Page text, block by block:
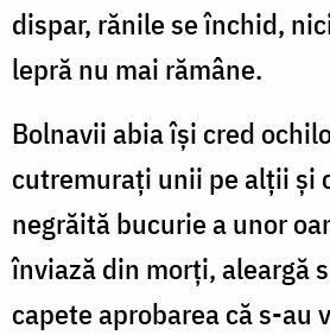
dispar, rănile se închid,
lepră nu mai rămâne.
Bolnavii abia îşi cred
cutremuraţi unii pe alţii şi
negrăită bucurie a unor
înviază din morţi, aleargă
capete aprobarea că s-au